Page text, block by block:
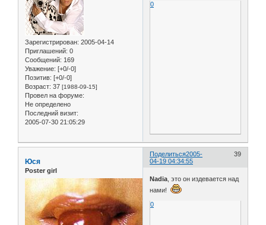
Зарегистрирован: 2005-04-14
Приглашений: 0
Сообщений: 169
Уважение: [+0/-0]
Позитив: [+0/-0]
Возраст: 37 [1988-09-15]
Провел на форуме:
Не определено
Последний визит:
2005-07-30 21:05:29
0
Поделиться 39
2005-
04-19 04:34:55
Юся
Poster girl
Nadia , это он издевается над
нами!
0